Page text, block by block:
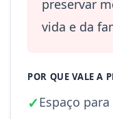
preservar
vida e da
POR QUE VALE A
✓Espaço